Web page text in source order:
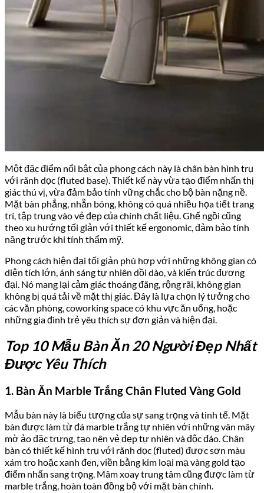
Một đặc điểm nổi bật của phong cách này là chân bàn hình trụ
với rãnh dọc (fluted base). Thiết kế này vừa tạo điểm nhấn thị
giác thú vị, vừa đảm bảo tính vững chắc cho bộ bàn nặng nề.
Mặt bàn phẳng, nhẵn bóng, không có quá nhiều họa tiết trang
trí, tập trung vào vẻ đẹp của chính chất liệu. Ghế ngồi cũng
theo xu hướng tối giản với thiết kế ergonomic, đảm bảo tính
năng trước khi tính thẩm mỹ.
Phong cách hiện đại tối giản phù hợp với những không gian có
diện tích lớn, ánh sáng tự nhiên dồi dào, và kiến trúc đương
đại. Nó mang lại cảm giác thoáng đãng, rộng rãi, không gian
không bị quá tải về mặt thị giác. Đây là lựa chọn lý tưởng cho
các văn phòng, coworking space có khu vực ăn uống, hoặc
những gia đình trẻ yêu thích sự đơn giản và hiện đại.
Top 10 Mẫu Bàn Ăn 20 Người Đẹp Nhất
Được Yêu Thích
1. Bàn Ăn Marble Trắng Chân Fluted Vàng Gold
Mẫu bàn này là biểu tượng của sự sang trọng và tinh tế. Mặt
bàn được làm từ đá marble trắng tự nhiên với những vân mây
mờ ảo đặc trưng, tạo nên vẻ đẹp tự nhiên và độc đáo. Chân
bàn có thiết kế hình trụ với rãnh dọc (fluted) được sơn màu
xám tro hoặc xanh đen, viền bằng kim loại mạ vàng gold tạo
điểm nhấn sang trọng. Mâm xoay trung tâm cũng được làm từ
marble trắng, hoàn toàn đồng bộ với mặt bàn chính.